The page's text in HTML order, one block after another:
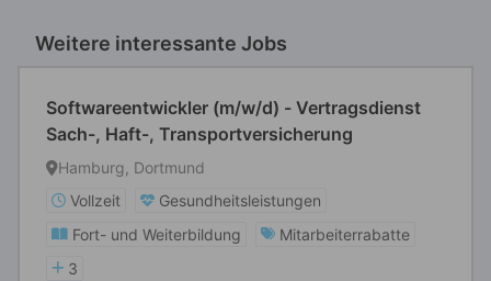
Weitere interessante Jobs
Softwareentwickler (m/w/d) - Vertragsdienst
Sach-, Haft-, Transportversicherung
Hamburg, Dortmund
Vollzeit
Gesundheitsleistungen
Fort- und Weiterbildung
Mitarbeiterrabatte
3